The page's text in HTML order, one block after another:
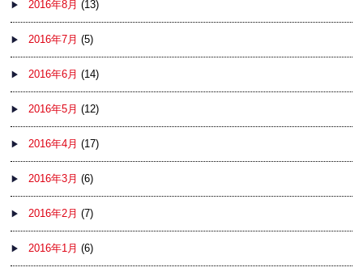
2016年8月 (13)
2016年7月 (5)
2016年6月 (14)
2016年5月 (12)
2016年4月 (17)
2016年3月 (6)
2016年2月 (7)
2016年1月 (6)